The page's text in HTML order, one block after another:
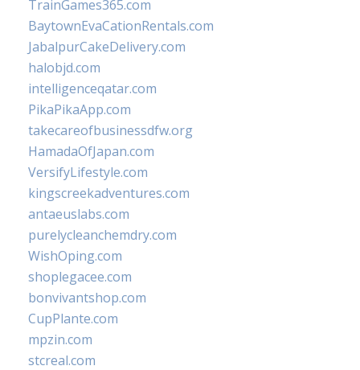
TrainGames365.com
BaytownEvaCationRentals.com
JabalpurCakeDelivery.com
halobjd.com
intelligenceqatar.com
PikaPikaApp.com
takecareofbusinessdfw.org
HamadaOfJapan.com
VersifyLifestyle.com
kingscreekadventures.com
antaeuslabs.com
purelycleanchemdry.com
WishOping.com
shoplegacee.com
bonvivantshop.com
CupPlante.com
mpzin.com
stcreal.com